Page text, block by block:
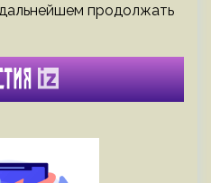
продолжать